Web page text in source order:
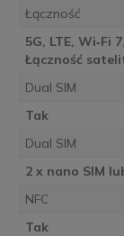
Łączność
5G, LTE, Wi‑Fi
Łączność
Dual SIM
Tak
Dual SIM
2 x nano SIM
NFC
Tak